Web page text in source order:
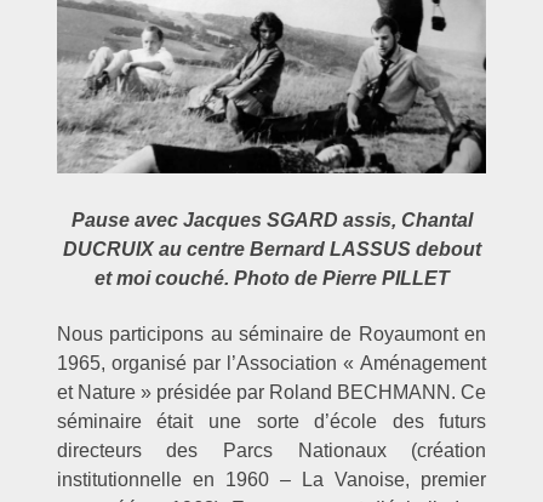
Pause avec Jacques SGARD assis, Chantal
DUCRUIX au centre Bernard LASSUS debout
et moi couché. Photo de Pierre PILLET
Nous participons au séminaire de Royaumont en
1965, organisé par l’Association « Aménagement
et Nature » présidée par Roland BECHMANN. Ce
séminaire était une sorte d’école des futurs
directeurs des Parcs Nationaux (création
institutionnelle en 1960 – La Vanoise, premier